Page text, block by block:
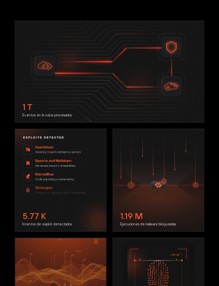
1 T
Eventos en la nube procesados
5.77 K
Intentos de exploit detectados
1.19 M
Ejecuciones de malware bloqueadas